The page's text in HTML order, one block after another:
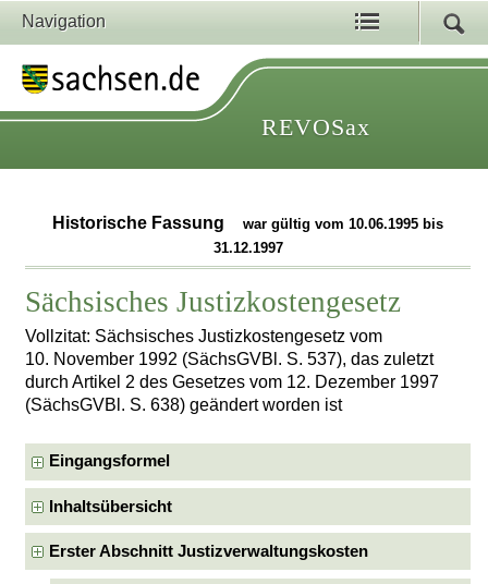
Navigation
REVOSax
Historische Fassung
war gültig vom 10.06.1995 bis
31.12.1997
Sächsisches Justizkostengesetz
Vollzitat: Sächsisches Justizkostengesetz vom
10. November 1992 (SächsGVBl. S. 537), das zuletzt
durch Artikel 2 des Gesetzes vom 12. Dezember 1997
(SächsGVBl. S. 638) geändert worden ist
Eingangsformel
Inhaltsübersicht
Erster Abschnitt Justizverwaltungskosten